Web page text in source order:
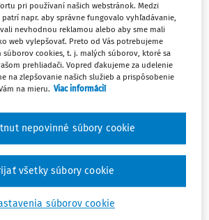
voľných pracovných miest, avšak
je počet nadbytočných zamestnancov,
voľné pracovné miesta
ktorému z nadbytočných
voľné pracovné miesto ako
ponuku príjme predtým, než
nadbytočným zamestnancom
ponuky tohto pracovného miesta
zamestnancom už neprichádza do
Máte predplatné? Prihláste sa
pri používaní našich webstránok. Medzi
napr. aby správne fungovalo vyhľadávanie,
nevhodnou reklamou alebo aby sme mali
web vylepšovať. Preto od Vás potrebujeme
súborov cookies, t. j. malých súborov, ktoré sa
prehliadači. Vopred ďakujeme za udelenie
na zlepšovanie našich služieb a prispôsobenie
na mieru. Viac informácií
súborov cookie
nepovinné súbory cookie
všetky súbory cookie